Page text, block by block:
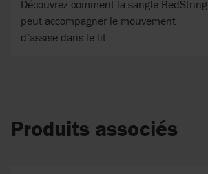
Découvrez comment la sangle BedString
peut accompagner le mouvement
d’assise dans le lit.
Produits associés